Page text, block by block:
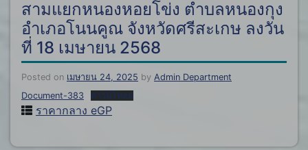
สามแยกหนองหอยโข่ง ตำบลหนองกุง
อำเภอโนนคูณ จังหวัดศรีสะเกษ ลงวัน
ที่ 18 เมษายน 2568
Posted on เมษายน 24, 2025 by Admin Department
Document-383
ดาวน์โหลด
ราคากลาง eGP